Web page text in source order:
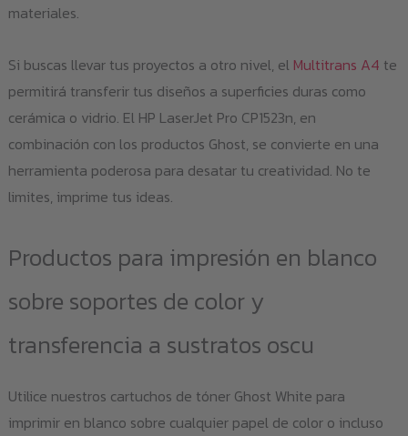
materiales.
Si buscas llevar tus proyectos a otro nivel, el Multitrans A4 te
permitirá transferir tus diseños a superficies duras como
cerámica o vidrio. El HP LaserJet Pro CP1523n, en
combinación con los productos Ghost, se convierte en una
herramienta poderosa para desatar tu creatividad. No te
limites, imprime tus ideas.
Productos para impresión en blanco
sobre soportes de color y
transferencia a sustratos oscu
Utilice nuestros cartuchos de tóner Ghost White para
imprimir en blanco sobre cualquier papel de color o incluso